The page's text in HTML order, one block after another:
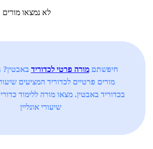
לא נמצאו
חיפשתםמורה פרטי לכדוריד באבטין?
מורים פרטיים לכדוריד המציעים
בכדוריד באבטין. מצאו מורה ללימוד
שיעורי אונליין